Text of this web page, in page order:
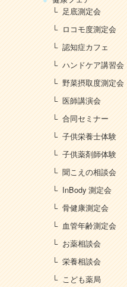
足底測定会
ロコモ度測定会
認知症カフェ
ハンドケア講習会
野菜摂取度測定会
医師講演会
合同セミナー
子供栄養士体験
子供薬剤師体験
聞こえの相談会
InBody 測定会
骨健康測定会
血管年齢測定会
お薬相談会
栄養相談会
こども薬局